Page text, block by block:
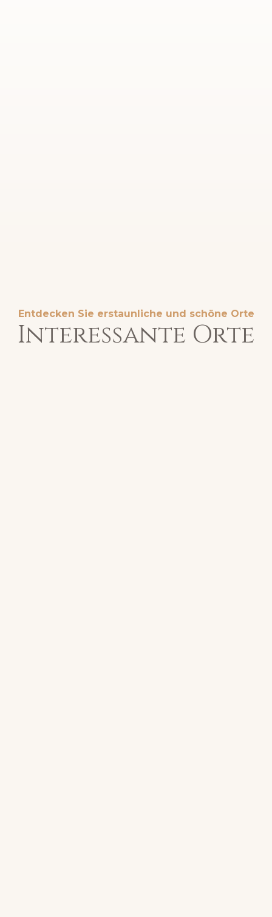
Entdecken Sie erstaunliche und schöne Orte
Interessante Orte